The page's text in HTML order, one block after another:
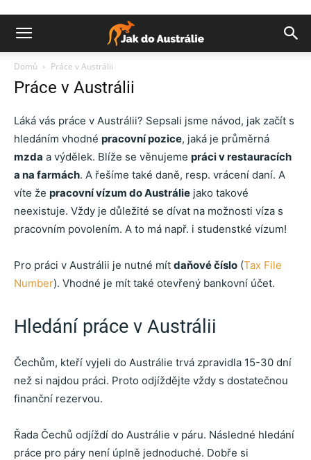
Domů Práce v Austrálii
Práce v Austrálii
Láká vás práce v Austrálii? Sepsali jsme návod, jak začít s
hledáním vhodné pracovní pozice, jaká je průměrná
mzda a výdělek. Blíže se věnujeme práci v restauracích
a na farmách. A řešíme také daně, resp. vrácení daní. A
víte že pracovní vízum do Austrálie jako takové
neexistuje. Vždy je důležité se dívat na možnosti víza s
pracovním povolením. A to má např. i studenstké vízum!
Pro práci v Austrálii je nutné mít daňové číslo (Tax File
Number). Vhodné je mít také otevřený bankovní účet.
Hledání práce v Austrálii
Čechům, kteří vyjeli do Austrálie trvá zpravidla 15-30 dní
než si najdou práci. Proto odjíždějte vždy s dostatečnou
finanční rezervou.
Řada Čechů odjíždí do Austrálie v páru. Následné hledání
práce pro páry není úplně jednoduché. Dobře si